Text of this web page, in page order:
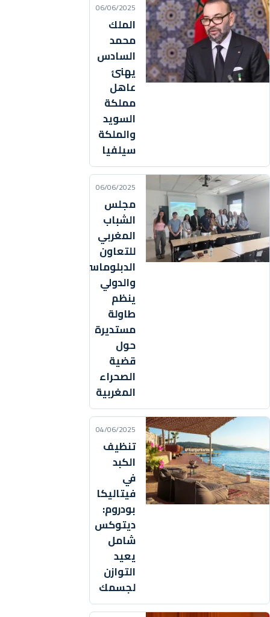
06/06/2025
الملك
محمد
السادس
يهنئ
عاهل
مملكة
السويد
والملكة
سيلفيا
06/06/2025
مجلس
الشباب
المغربي
للتعاون
الدبلوماسي
والدولي
ينظم
طاولة
مستديرة
حول
قضية
الصحراء
المغربية
04/06/2025
تنظيف
الكبد
في
فيتاليكا
بودروم:
ديتوكس
شامل
يعيد
التوازن
لجسمك